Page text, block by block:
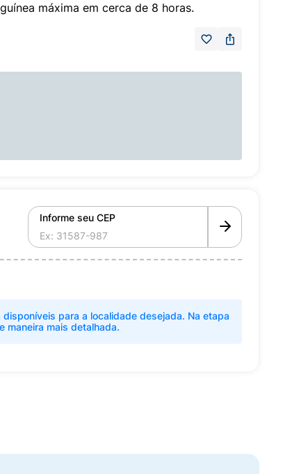
máxima em cerca de 8 horas.
Informe seu CEP
para a localidade desejada. Na etapa
maneira mais detalhada.